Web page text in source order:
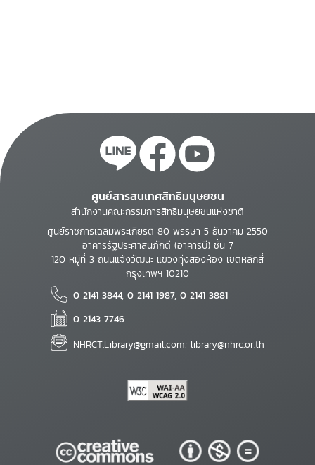
ศูนย์สารสนเทศสิทธิมนุษยชน
สำนักงานคณะกรรมการสิทธิมนุษยชนแห่งชาติ
ศูนย์ราชการเฉลิมพระเกียรติ 80 พรรษา 5 ธันวาคม 2550
อาคารรัฐประศาสนภักดี (อาคารบี) ชั้น 7
120 หมู่ที่ 3 ถนนแจ้งวัฒนะ แขวงทุ่งสองห้อง เขตหลักสี่
กรุงเทพฯ 10210
0 2141 3844, 0 2141 1987, 0 2141 3881
0 2143 7746
NHRCT.Library@gmail.com; library@nhrc.or.th